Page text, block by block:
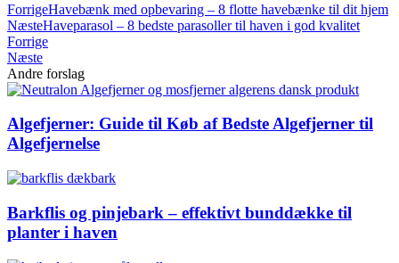
ForrigeHavebænk med opbevaring – 8 flotte havebænke til dit hjem
NæsteHaveparasol – 8 bedste parasoller til haven i god kvalitet
Forrige
Næste
Andre forslag
Algefjerner: Guide til Køb af Bedste Algefjerner til
Algefjernelse
Barkflis og pinjebark – effektivt bunddække til
planter i haven